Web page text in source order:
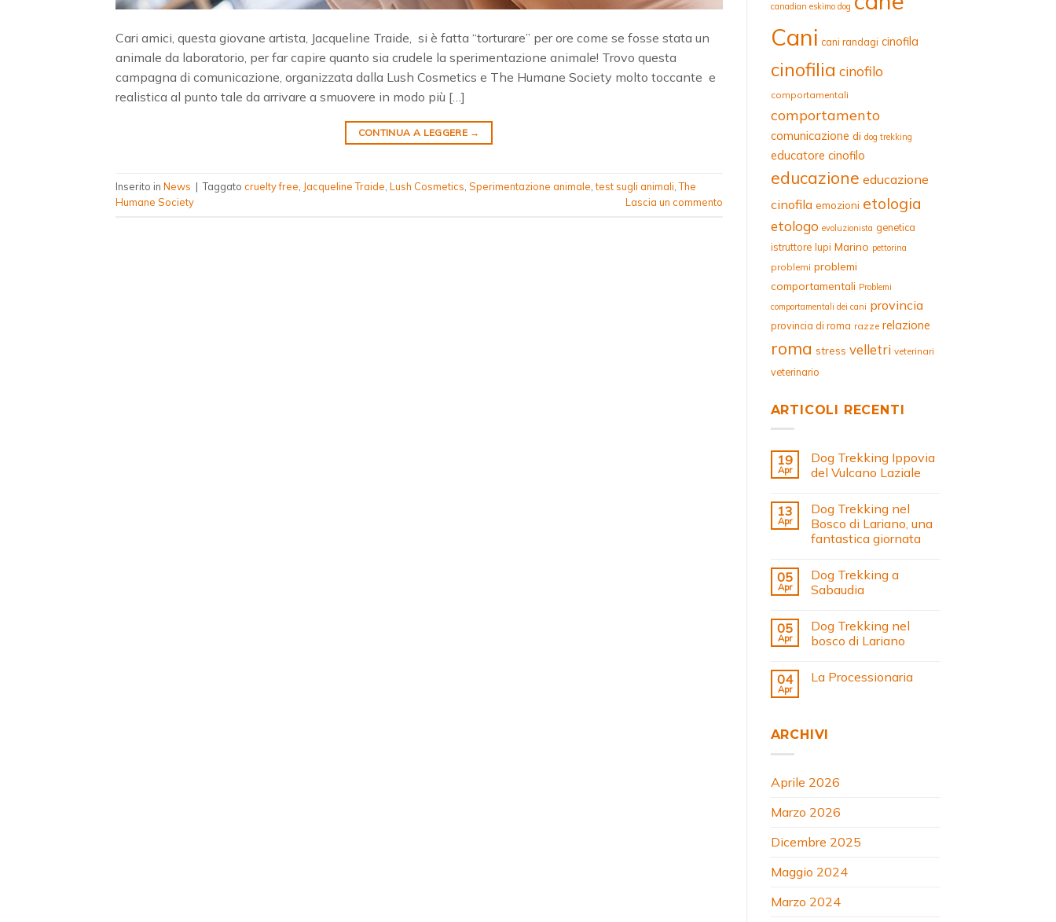
Cari amici, questa giovane artista, Jacqueline Traide, si è fatta “torturare” per ore come se fosse stata un
animale da laboratorio, per far capire quanto sia crudele la sperimentazione animale! Trovo questa
campagna di comunicazione, organizzata dalla Lush Cosmetics e The Humane Society molto toccante e
realistica al punto tale da arrivare a smuovere in modo più […]
CONTINUA A LEGGERE →
Inserito in News | Taggato cruelty free, Jacqueline Traide, Lush Cosmetics, Sperimentazione animale,test sugli animali,The
Humane Society
Lascia un commento
canadian eskimo dog
Cani cani randagi cinofila
cinofilia cinofilo
comportamentali
comportamento
comunicazione di dog trekking
educatore cinofilo
educazione educazione
cinofila emozioni etologia
etologo evoluzionista genetica
istruttore lupi Marino pettorina
problemi problemi
comportamentali Problemi
comportamentali dei cani provincia
provincia di roma razze relazione
roma stress velletri veterinari
veterinario
ARTICOLI RECENTI
19
Apr
Dog Trekking Ippovia
del Vulcano Laziale
13
Apr
Dog Trekking nel
Bosco di Lariano, una
fantastica giornata
05
Apr
Dog Trekking a
Sabaudia
05
Apr
Dog Trekking nel
bosco di Lariano
04
Apr
La Processionaria
ARCHIVI
Aprile 2026
Marzo 2026
Dicembre 2025
Maggio 2024
Marzo 2024